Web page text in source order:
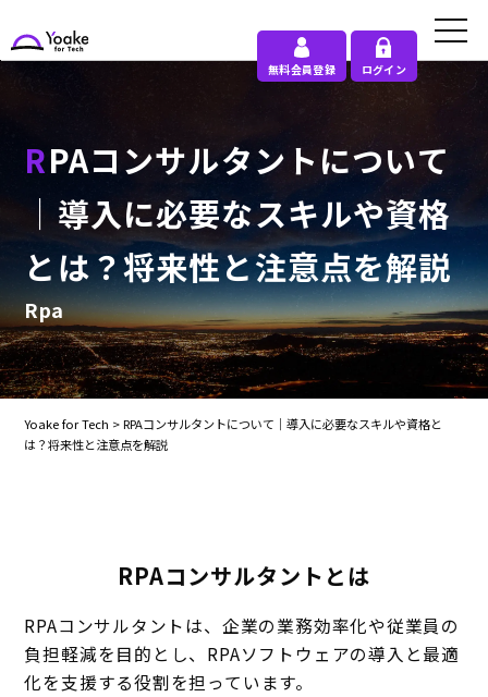
無料会員登録 ログイン
RPAコンサルタントについて
｜導入に必要なスキルや資格
とは？将来性と注意点を解説
Rpa
Yoake for Tech >RPAコンサルタントについて｜導入に必要なスキルや資格と
は？将来性と注意点を解説
RPAコンサルタントとは
RPAコンサルタントは、企業の業務効率化や従業員の
負担軽減を目的とし、 RPAソフトウェアの導入と最適
化を支援する役割を担っています。